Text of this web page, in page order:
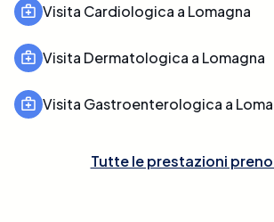
Visita Cardiologica a Lomagna
Visita Dermatologica a Lomagna
Visita Gastroenterologica a
Tutte le prestazioni